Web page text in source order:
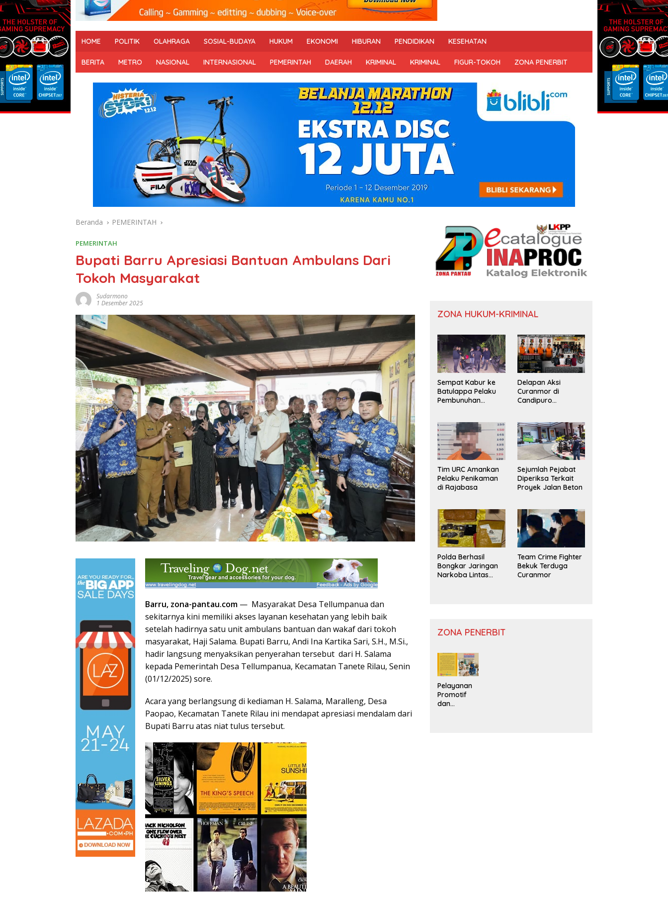
HOME POLITIK OLAHRAGA SOSIAL-BUDAYA HUKUM EKONOMI HIBURAN PENDIDIKAN KESEHATAN
BERITA METRO NASIONAL INTERNASIONAL PEMERINTAH DAERAH KRIMINAL KRIMINAL FIGUR-TOKOH ZONA PENERBIT
Beranda PEMERINTAH
PEMERINTAH
Bupati Barru Apresiasi Bantuan Ambulans Dari
Tokoh Masyarakat
Sudarmono
1 Desember 2025
Barru, zona-pantau.com — Masyarakat Desa Tellumpanua dan
sekitarnya kini memiliki akses layanan kesehatan yang lebih baik
setelah hadirnya satu unit ambulans bantuan dan wakaf dari tokoh
masyarakat, Haji Salama. Bupati Barru, Andi Ina Kartika Sari, S.H., M.Si.,
hadir langsung menyaksikan penyerahan tersebut dari H. Salama
kepada Pemerintah Desa Tellumpanua, Kecamatan Tanete Rilau, Senin
(01/12/2025) sore.
Acara yang berlangsung di kediaman H. Salama, Maralleng, Desa
Paopao, Kecamatan Tanete Rilau ini mendapat apresiasi mendalam dari
Bupati Barru atas niat tulus tersebut.
ZONA HUKUM-KRIMINAL
Sempat Kabur ke
Batulappa Pelaku
Pembunuhan
Ditangkap Polisi
Delapan Aksi
Curanmor di
Candipuro
Tim URC Amankan
Pelaku Penikaman
di Rajabasa
Sejumlah Pejabat
Diperiksa Terkait
Proyek Jalan Beton
Polda Berhasil
Bongkar Jaringan
Narkoba Lintas
Team Crime Fighter
Bekuk Terduga
Curanmor
ZONA PENERBIT
Pelayanan
Promotif
dan